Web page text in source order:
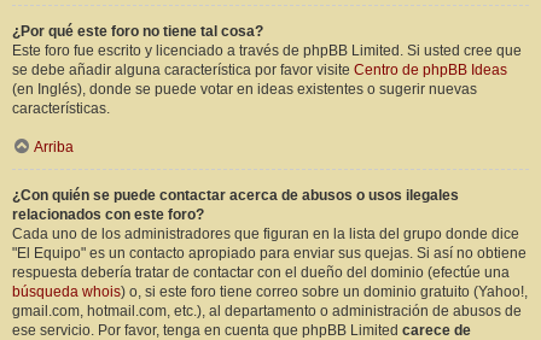
¿Por qué este foro no tiene tal cosa?
Este foro fue escrito y licenciado a través de phpBB Limited. Si usted cree que
se debe añadir alguna característica por favor visite Centro de phpBB Ideas
(en Inglés), donde se puede votar en ideas existentes o sugerir nuevas
características.
Arriba
¿Con quién se puede contactar acerca de abusos o usos ilegales
relacionados con este foro?
Cada uno de los administradores que figuran en la lista del grupo donde dice
"El Equipo" es un contacto apropiado para enviar sus quejas. Si así no obtiene
respuesta debería tratar de contactar con el dueño del dominio (efectúe una
búsqueda whois) o, si este foro tiene correo sobre un dominio gratuito (Yahoo!,
gmail.com, hotmail.com, etc.), al departamento o administración de abusos de
ese servicio. Por favor, tenga en cuenta que phpBB Limited carece de